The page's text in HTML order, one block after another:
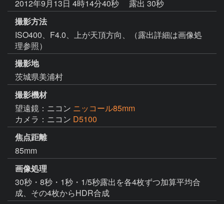
2012年9月13日 4時14分40秒
露出 30秒
撮影方法
ISO400、F4.0、上が天頂方向、（露出詳細は画像処
理参照）
撮影地
茨城県美浦村
撮影機材
望遠鏡：ニコン ニッコール85mm
カメラ：ニコン D5100
焦点距離
85mm
画像処理
30秒・8秒・1秒・1/5秒露出を各4枚ずつ加算平均合
成、その4枚からHDR合成